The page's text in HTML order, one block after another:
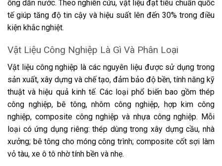
ống dẫn nước. Theo nghiên cứu, vật liệu đạt tiêu chuẩn quốc
tế giúp tăng độ tin cậy và hiệu suất lên đến 30% trong điều
kiện khắc nghiệt.
Vật Liệu Công Nghiệp Là Gì Và Phân Loại
Vật liệu công nghiệp là các nguyên liệu được sử dụng trong
sản xuất, xây dựng và chế tạo, đảm bảo độ bền, tính năng kỹ
thuật và hiệu quả kinh tế. Các loại phổ biến bao gồm thép
công nghiệp, bê tông, nhôm công nghiệp, hợp kim công
nghiệp, composite công nghiệp và nhựa công nghiệp. Mỗi
loại có ứng dụng riêng: thép dùng trong xây dựng cầu, nhà
xưởng; bê tông cho móng công trình; composite cốt sợi làm
vỏ tàu, xe ô tô nhờ tính bền và nhẹ.